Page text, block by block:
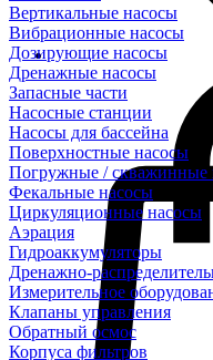
Вертикальные насосы
Вибрационные насосы
Дозирующие насосы
Дренажные насосы
Запасные части
Насосные станции
Насосы для бассейна
Поверхностные насосы
Погружные / скважинные
Фекальные насосы
Циркуляционные насосы
Аэрация
Гидроаккумуляторы
Дренажно-
Измерительное
Клапаны управления
Обратный осмос
Корпуса фильтров